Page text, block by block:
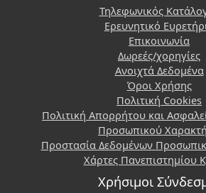
Τηλεφωνικός
Ερευνητικό
Επικοινωνία
Δωρεές/χορηγίες
Ανοιχτά Δεδομένα
Όροι Χρήσης
Πολιτική Cookies
Πολιτική Απορρήτου και
Προσωπικού
Προστασία Δεδομένων
Χάρτες Πανεπιστημίου
Χρήσιμοι